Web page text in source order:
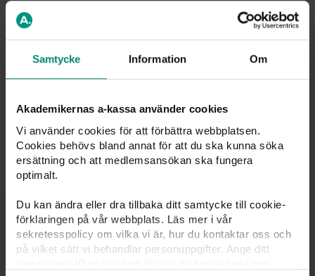
Samtycke Information Om
Akademikernas a-kassa använder cookies
Vi använder cookies för att förbättra webbplatsen.
Cookies behövs bland annat för att du ska kunna söka
ersättning och att medlemsansökan ska fungera
optimalt.
Du kan ändra eller dra tillbaka ditt samtycke till cookie-
förklaringen på vår webbplats. Läs mer i vår
sekretesspolicy om vilka vi är, hur du kontaktar oss och
på vilket sätt vi behandlar personuppgifter. Ange ditt
godkänns.
Logga in i Mitt medlemskap
Publicerad: 31 mars 2026
Du kanske också är intresserad av